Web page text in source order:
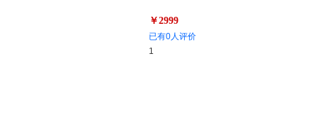
￥2999
已有0人评价
1